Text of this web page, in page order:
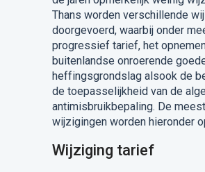
Thans worden verschillende
doorgevoerd, waarbij onder
progressief tarief, het
buitenlandse onroerende
heffingsgrondslag alsook de
de toepasselijkheid van de
antimisbruikbepaling. De
wijzigingen worden hieronder
Wijziging tarief